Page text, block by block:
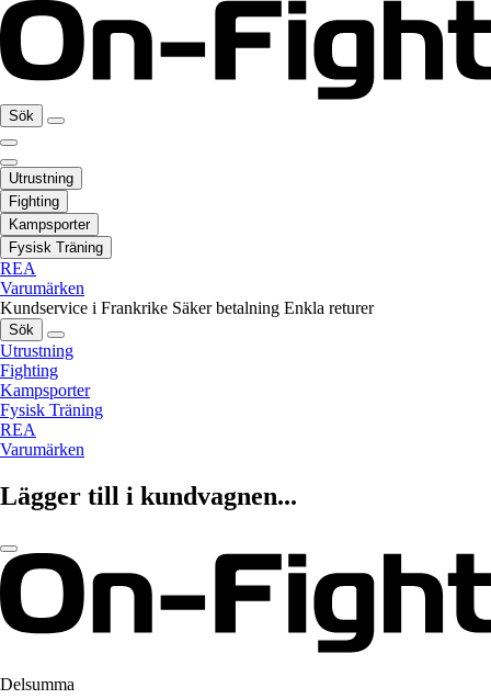
Sök
Utrustning
Fighting
Kampsporter
Fysisk Träning
REA
Varumärken
Kundservice i Frankrike Säker betalning Enkla returer
Sök
Utrustning
Fighting
Kampsporter
Fysisk Träning
REA
Varumärken
Lägger till i kundvagnen...
Delsumma